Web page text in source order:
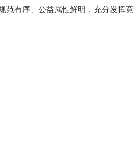
范有序、公益属性鲜明，充分发挥竞